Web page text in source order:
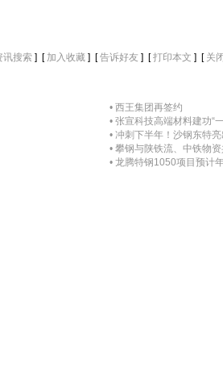
讯搜索 ] [ 加入收藏 ] [告诉好友 ] [打印本文 ] [ 关
• 西王集团再签约
• 张宣科技高端材料建功“
• 冲刺下半年！沙钢东特亮
• 攀钢与陕铁流、中铁物
• 龙腾特钢1050项目预计